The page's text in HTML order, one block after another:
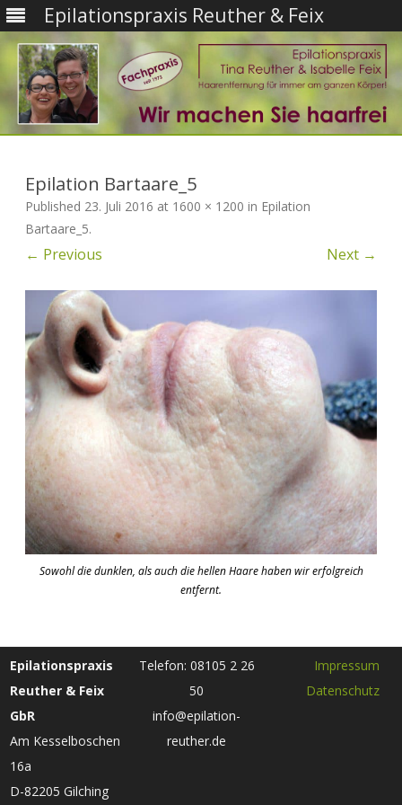
Epilationspraxis Reuther & Feix
Epilation Bartaare_5
Published 23. Juli 2016 at 1600 × 1200 in Epilation
Bartaare_5.
← Previous Next →
Sowohl die dunklen, als auch die hellen Haare haben wir erfolgreich
entfernt.
Epilationspraxis
Reuther & Feix
GbR
Am Kesselboschen
16a
D-82205 Gilching
Telefon: 08105 2 26
50
info@epilation-
reuther.de
Impressum
Datenschutz